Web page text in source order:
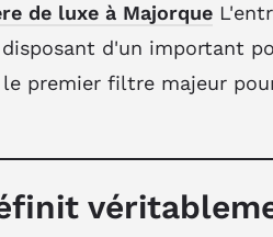
de luxe à Majorque
d'un important
premier filtre majeur